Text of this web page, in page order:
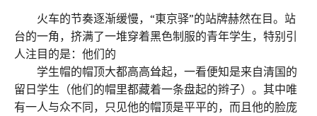
火车的节奏逐渐缓慢，“東京驿”的站牌赫然在目。站
台的一角，挤满了一堆穿着黑色制服的青年学生，特别引
人注目的是：他们的
学生帽的帽顶大都高高耸起，一看便知是来自清国的
留日学生（他们的帽里都藏着一条盘起的辫子）。其中唯
有一人与众不同，只见他的帽顶是平平的，而且他的脸庞